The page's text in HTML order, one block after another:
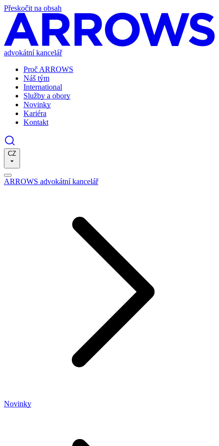
Přeskočit na obsah
advokátní kancelář
Proč ARROWS
Náš tým
International
Služby a obory
Novinky
Kariéra
Kontakt
CZ
ARROWS advokátní kancelář
Novinky